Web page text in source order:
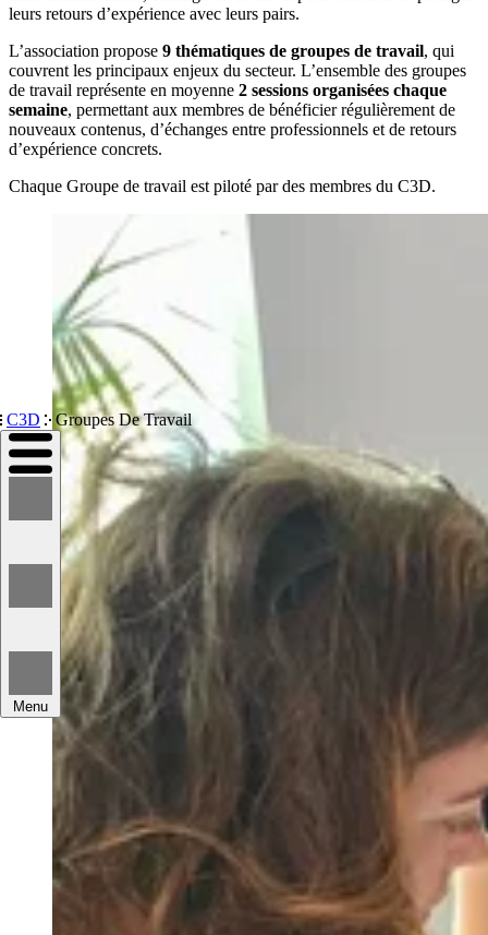
Devenir membre
Connexion
C3D Groupes De Travail
Menu
leurs retours d’expérience avec leurs pairs.
L’association propose 9 thématiques de groupes de travail, qui
couvrent les principaux enjeux du secteur. L’ensemble des groupes
de travail représente en moyenne 2 sessions organisées chaque
semaine, permettant aux membres de bénéficier régulièrement de
nouveaux contenus, d’échanges entre professionnels et de retours
d’expérience concrets.
Chaque Groupe de travail est piloté par des membres du C3D.